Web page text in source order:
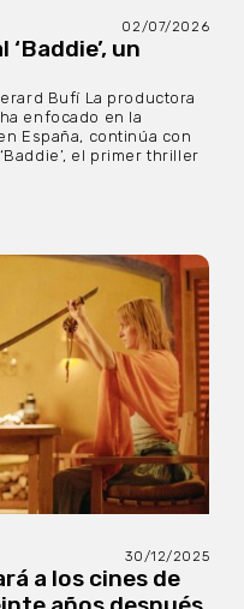
02/07/2026
un
Bufí La productora
enfocado en la
España, continúa con
el primer thriller
30/12/2025
a los cines de